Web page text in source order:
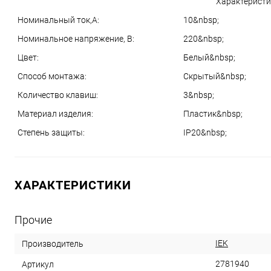
Номинальный ток,А:
10&nbsp;
Номинальное напряжение, В:
220&nbsp;
Цвет:
Белый&nbsp;
Способ монтажа:
Скрытый&nbsp;
Количество клавиш:
3&nbsp;
Материал изделия:
Пластик&nbsp;
Степень защиты:
IP20&nbsp;
ХАРАКТЕРИСТИКИ
Прочие
Производитель IEK
Артикул 2781940